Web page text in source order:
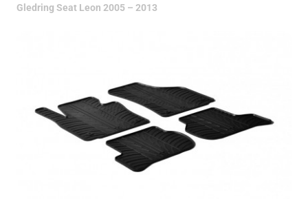
Gledring Seat Leon 2005 – 2013